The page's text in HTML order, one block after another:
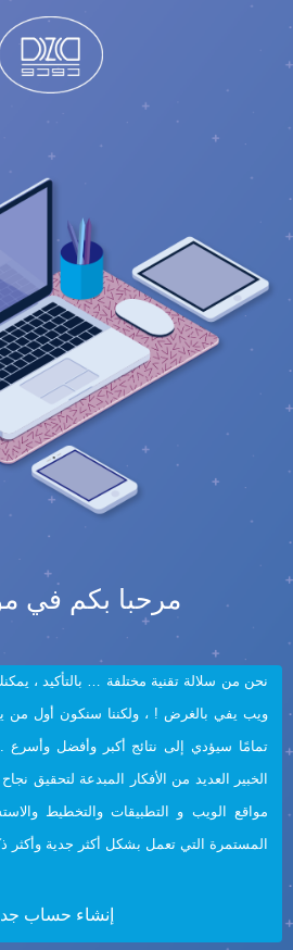
مرحبا بكم في
نحن من سلالة تقنية مختلفة … بالتأكيد ،
ويب يفي بالغرض ! ، ولكننا سنكون أول من
الخبير العديد من الأفكار المبدعة لتحقيق
مواقع الويب و التطبيقات والتخطيط
المستمرة التي تعمل بشكل أكثر جدية وأكثر
إنشاء حساب